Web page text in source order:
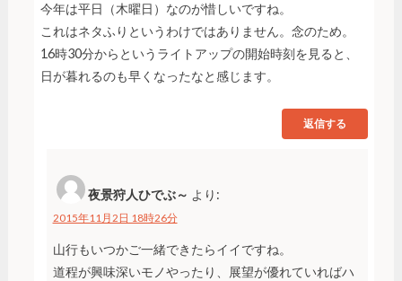
今年は平日（木曜日）なのが惜しいですね。
これはネタふりというわけではありません。念のため。
16時30分からというライトアップの開始時刻を見ると、
日が暮れるのも早くなったなと感じます。
返信する
夜景狩人ひでぶ～ より:
2015年11月2日 18時26分
山行もいつかご一緒できたらイイですね。
道程が興味深いモノやったり、展望が優れていればハ